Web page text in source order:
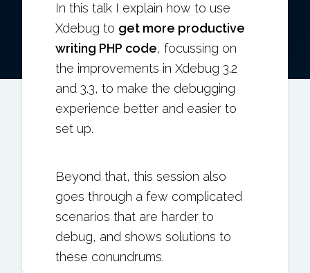
In this talk I explain how to use
Xdebug to get more productive
writing PHP code, focussing on
the improvements in Xdebug 3.2
and 3.3, to make the debugging
experience better and easier to
set up.
Beyond that, this session also
goes through a few complicated
scenarios that are harder to
debug, and shows solutions to
these conundrums.